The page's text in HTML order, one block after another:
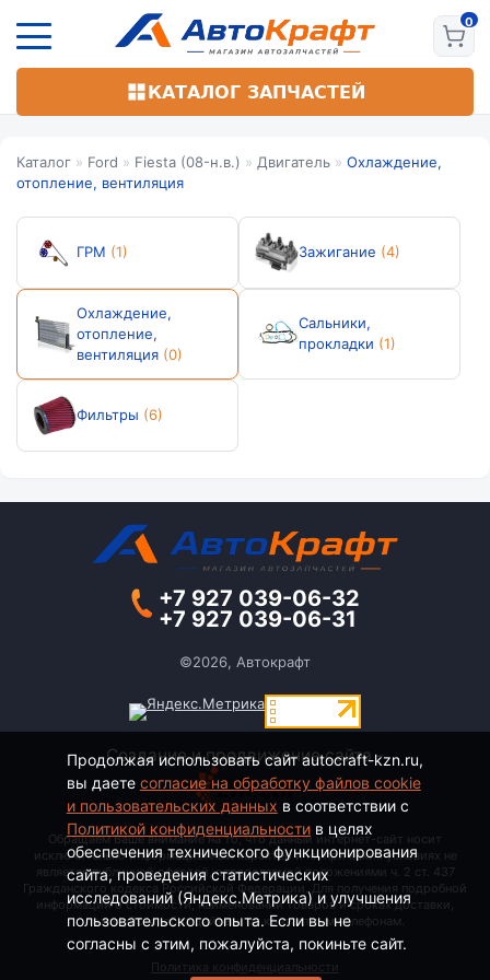
основному
КАТАЛОГ ЗАПЧАСТЕЙ
Каталог » Ford » Fiesta (08-н.в.) » Двигатель » Охлаждение,
отопление, вентиляция
ГРМ (1) Зажигание (4)
Охлаждение,
отопление,
вентиляция (0)
Сальники,
прокладки (1)
Фильтры (6)
+7 927 039-06-32
+7 927 039-06-31
©2026, Автокрафт
Создание и продвижение сайта -
Обращаем Ваше внимание на то, что данный интернет-сайт носит
исключительно информационный характер и ни при каких условиях не
является публичной офертой, определяемой положениями ч. 2 ст. 437
Гражданского кодекса Российской Федерации. Для получения подробной
информации о стоимости, наименовании товаров и сроках доставки,
пожалуйста, обращайтесь по контактным телефонам.
Политика конфиденциальности
Продолжая использовать сайт autocraft-kzn.ru,
вы даете согласие на обработку файлов cookie
и пользовательских данных в соответствии с
Политикой конфиденциальностив целях
обеспечения технического функционирования
сайта, проведения статистических
исследований (Яндекс.Метрика) и улучшения
пользовательского опыта. Если вы не
согласны с этим, пожалуйста, покиньте сайт.